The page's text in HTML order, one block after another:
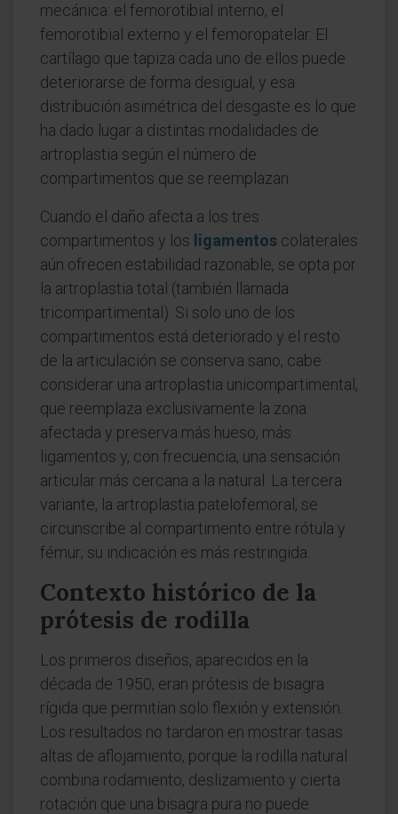
mecánica: el femorotibial interno, el
femorotibial externo y el femoropatelar. El
cartílago que tapiza cada uno de ellos puede
deteriorarse de forma desigual, y esa
distribución asimétrica del desgaste es lo que
ha dado lugar a distintas modalidades de
artroplastia según el número de
compartimentos que se reemplazan.
Cuando el daño afecta a los tres
compartimentos y los ligamentos colaterales
aún ofrecen estabilidad razonable, se opta por
la artroplastia total (también llamada
tricompartimental). Si solo uno de los
compartimentos está deteriorado y el resto
de la articulación se conserva sano, cabe
considerar una artroplastia unicompartimental,
que reemplaza exclusivamente la zona
afectada y preserva más hueso, más
ligamentos y, con frecuencia, una sensación
articular más cercana a la natural. La tercera
variante, la artroplastia patelofemoral, se
circunscribe al compartimento entre rótula y
fémur; su indicación es más restringida.
Contexto histórico de la
prótesis de rodilla
Los primeros diseños, aparecidos en la
década de 1950, eran prótesis de bisagra
rígida que permitían solo flexión y extensión.
Los resultados no tardaron en mostrar tasas
altas de aflojamiento, porque la rodilla natural
combina rodamiento, deslizamiento y cierta
rotación que una bisagra pura no puede